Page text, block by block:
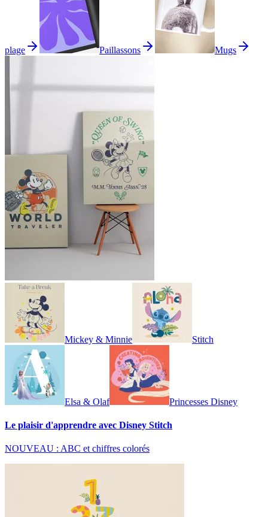
plage Paillassons Mugs
Mickey & Minnie Stitch
Elsa & Olaf Princesses Disney
Le plaisir d'apprendre avec Disney Stitch
NOUVEAU : ABC et chiffres colorés